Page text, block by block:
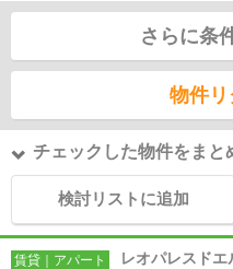
さらに条
物件リ
チェックした物件をまと
検討リストに追加
賃貸｜アパート レオパレスドエ